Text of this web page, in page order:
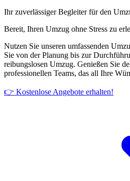
Ihr zuverlässiger Begleiter für den
Bereit, Ihren Umzug ohne Stress zu
Nutzen Sie unseren umfassenden
Sie von der Planung bis zur
reibungslosen Umzug. Genießen Sie
professionellen Teams, das all Ihre
👉 Kostenlose Angebote erhalten!